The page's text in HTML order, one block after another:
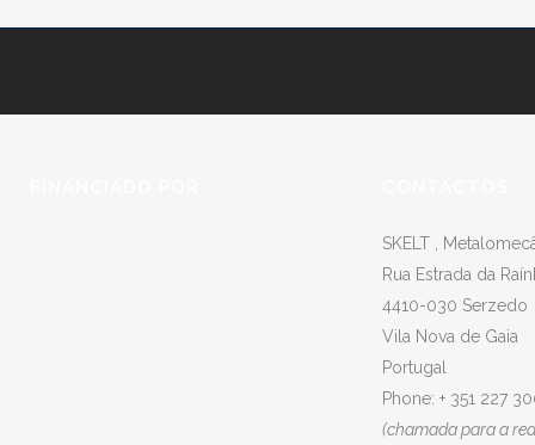
SKELT ,
Rua Estrada da
4410-030 Serzedo
Vila Nova de Gaia
Portugal
Phone: + 351 227
(chamada para a